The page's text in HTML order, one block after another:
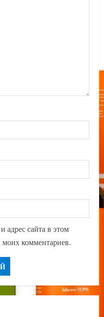
сайта в этом
комментариев.